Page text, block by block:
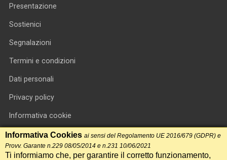
Presentazione
Sostienici
Segnalazioni
Termini e condizioni
Dati personali
Privacy policy
Informativa cookie
RSS feed
RSS Top News
Informativa Cookies ai sensi del Regolamento UE 2016/679 (GDPR) e
Provv. Garante n.229 08/05/2014 e n.231 10/06/2021
Ti informiamo che, per garantire il corretto funzionamento,